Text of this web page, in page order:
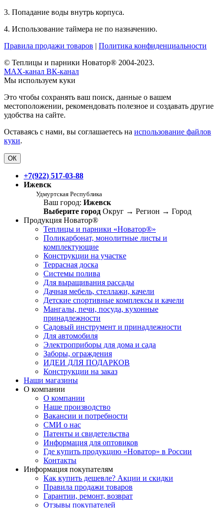
3. Попадание воды внутрь корпуса.
4. Использование таймера не по назначению.
Правила продажи товаров | Политика конфиденциальности
© Теплицы и парники Новатор® 2004-2023.
MAX-канал ВК-канал
Мы используем куки
Это чтобы сохранять ваш поиск, данные о вашем
местоположении, рекомендовать полезное и создавать другие
удобства на сайте.
Оставаясь с нами, вы соглашаетесь на использование файлов
куки.
ОК
+7(922) 517-03-88
Ижевск
Удмуртская Республика
Ваш город: Ижевск
Выберите город Округ → Регион → Город
Продукция Новатор®
Теплицы и парники «Новатор®»
Поликарбонат, монолитные листы и
комплектующие
Конструкции на участке
Террасная доска
Системы полива
Для выращивания рассады
Дачная мебель, стеллажи, качели
Детские спортивные комплексы и качели
Мангалы, печи, посуда, кухонные
принадлежности
Садовый инструмент и принадлежности
Для автомобиля
Электроприборы для дома и сада
Заборы, ограждения
ИДЕИ ДЛЯ ПОДАРКОВ
Конструкции на заказ
Наши магазины
О компании
О компании
Наше производство
Вакансии и потребности
СМИ о нас
Патенты и свидетельства
Информация для оптовиков
Где купить продукцию «Новатор» в России
Контакты
Информация покупателям
Как купить дешевле? Акции и скидки
Правила продажи товаров
Гарантии, ремонт, возврат
Отзывы покупателей